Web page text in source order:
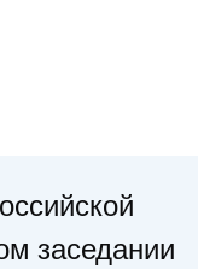
заседании